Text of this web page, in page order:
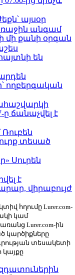
այսօր
անգամ
մի քանի օրգան
են
ողբերգական
ը ճանաչվել է
տեսած
Սուրեն
է
վիրաբույժ
հղումը Lurer.com-
կամ
Lurer.com-ին
կարծիքները
տեսակետի
կայքը